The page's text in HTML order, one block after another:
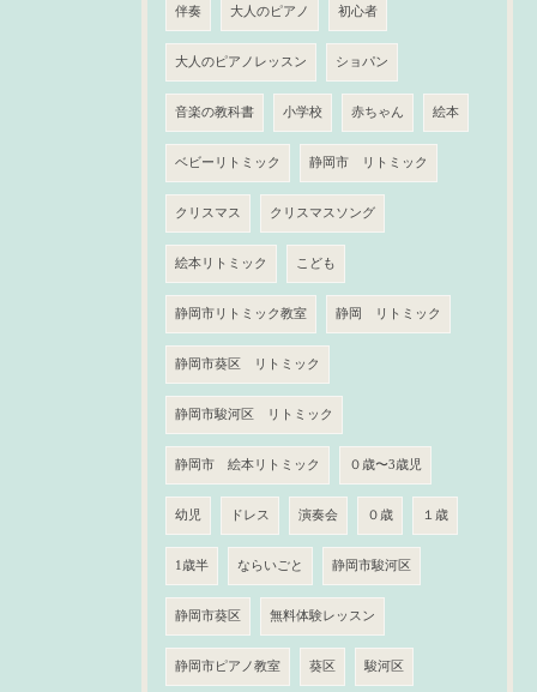
伴奏 大人のピアノ 初心者
大人のピアノレッスン ショパン
音楽の教科書 小学校 赤ちゃん 絵本
ベビーリトミック 静岡市 リトミック
クリスマス クリスマスソング
絵本リトミック こども
静岡市リトミック教室 静岡 リトミック
静岡市葵区 リトミック
静岡市駿河区 リトミック
静岡市 絵本リトミック ０歳〜3歳児
幼児 ドレス 演奏会 ０歳 １歳
1歳半 ならいごと 静岡市駿河区
静岡市葵区 無料体験レッスン
静岡市ピアノ教室 葵区 駿河区